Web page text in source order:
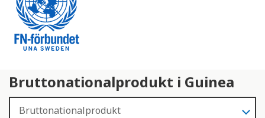
Bruttonationalprodukt i Guinea